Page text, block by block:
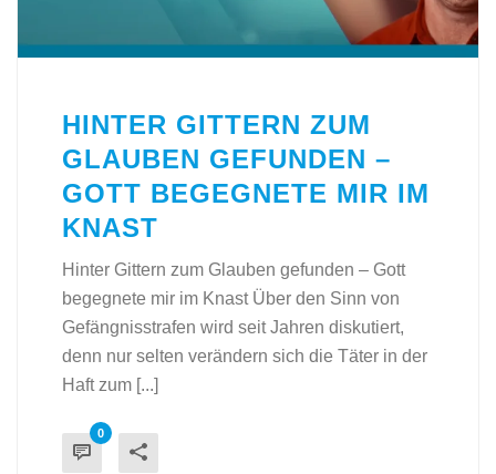
HINTER GITTERN ZUM
GLAUBEN GEFUNDEN –
GOTT BEGEGNETE MIR IM
KNAST
Hinter Gittern zum Glauben gefunden – Gott
begegnete mir im Knast Über den Sinn von
Gefängnisstrafen wird seit Jahren diskutiert,
denn nur selten verändern sich die Täter in der
Haft zum [...]
0